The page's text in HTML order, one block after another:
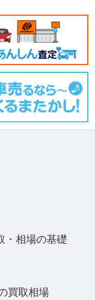
・相場の基礎
買取相場